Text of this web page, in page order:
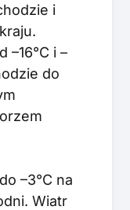
i
–16°C i –
do
–3°C na
Wiatr